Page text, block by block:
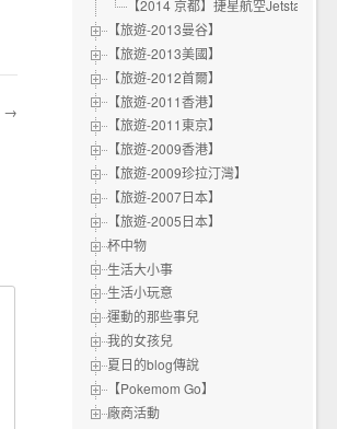
→
【2014 京都】捷星航空Jetstar初體驗
【旅遊-2013曼谷】
【旅遊-2013美國】
【旅遊-2012首爾】
【旅遊-2011香港】
【旅遊-2011東京】
【旅遊-2009香港】
【旅遊-2009珍拉汀灣】
【旅遊-2007日本】
【旅遊-2005日本】
杯中物
生活大小事
生活小玩意
運動的那些事兒
我的女孩兒
夏日的blog傳說
【Pokemom Go】
廠商活動